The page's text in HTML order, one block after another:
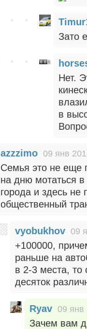
Зато
Нет.
в
azzzimo 09 янв
Семья это не еще
на дню мотаться
города и здесь не
общественный
vyobukhov 09
+100000,
раньше на
в 2-3 места, то
десяток
Ryav 09 янв
Зачем вам